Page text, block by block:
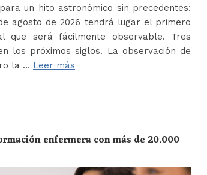
un hito astronómico sin precedentes:
agosto de 2026 tendrá lugar el primero
que será fácilmente observable. Tres
los próximos siglos. La observación de
la … Leer más
enfermera con más de 20.000